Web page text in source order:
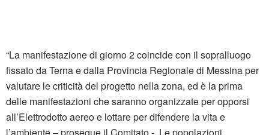
“La manifestazione di giorno 2 coincide con il sopralluogo
fissato da Terna e dalla Provincia Regionale di Messina per
valutare le criticità del progetto nella zona, ed è la prima
delle manifestazioni che saranno organizzate per opporsi
all’Elettrodotto aereo e lottare per difendere la vita e
l’ambiente – prosegue il Comitato -. Le popolazioni